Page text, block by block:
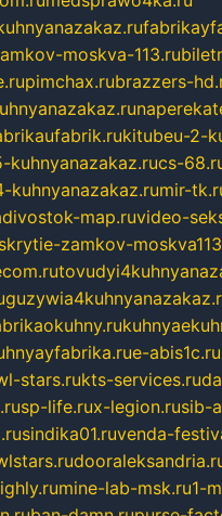
moskva-113.ru
pimchax.rubrazzers-
kitubeu-2-
kuhnyanazakaz.rucs-
kuhnyanazakaz.rumir-
map.ruvideo-
zamkov-
e-abis1c.ru
stars.rukts-services.ru
sp-life.rux-legion.rusib-
sindika01.ruvenda-
mine-lab-msk.ru1-